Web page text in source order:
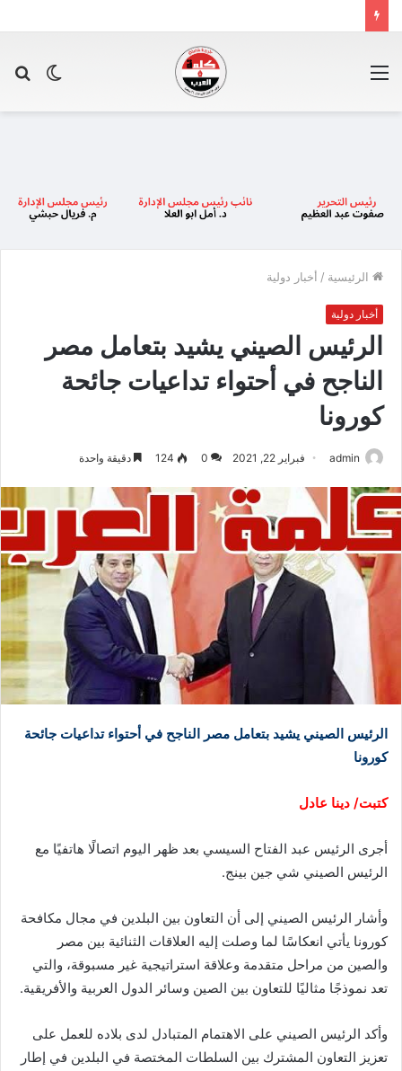
الوضع
الرئيسية / أخبار دولية
أخبار دولية
الرئيس الصيني يشيد بتعامل مصر
الناجح في أحتواء تداعيات جائحة
كورونا
admin فبراير 22, 2021 0
124 دقيقة واحدة
الرئيس الصيني يشيد بتعامل مصر الناجح في أحتواء تداعيات جائحة
كورونا
كتبت/ دينا عادل
أجرى الرئيس عبد الفتاح السيسي بعد ظهر اليوم اتصالًا هاتفيًا مع
الرئيس الصيني شي جين بينج.
وأشار الرئيس الصيني إلى أن التعاون بين البلدين في مجال مكافحة
كورونا يأتي انعكاسًا لما وصلت إليه العلاقات الثنائية بين مصر
والصين من مراحل متقدمة وعلاقة استراتيجية غير مسبوقة، والتي
تعد نموذجًا مثاليًا للتعاون بين الصين وسائر الدول العربية والأفريقية.
وأكد الرئيس الصيني على الاهتمام المتبادل لدى بلاده للعمل على
تعزيز التعاون المشترك بين السلطات المختصة في البلدين في إطار